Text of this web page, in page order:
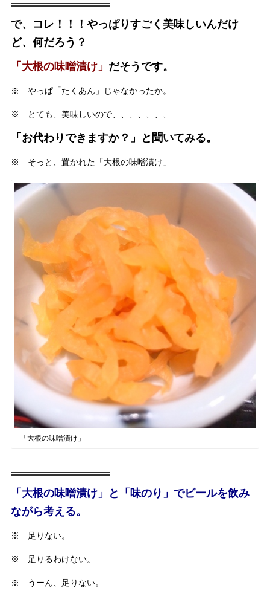
で、コレ！！！やっぱりすごく美味しいんだけ
ど、何だろう？
「大根の味噌漬け」 だそうです。
※ やっぱ「たくあん」じゃなかったか。
※ とても、美味しいので、、、、、、、
「お代わりできますか？」と聞いてみる。
※ そっと、置かれた「大根の味噌漬け」
「大根の味噌漬け」
「大根の味噌漬け」と「味のり」でビールを飲み
ながら考える。
※ 足りない。
※ 足りるわけない。
※ うーん、足りない。